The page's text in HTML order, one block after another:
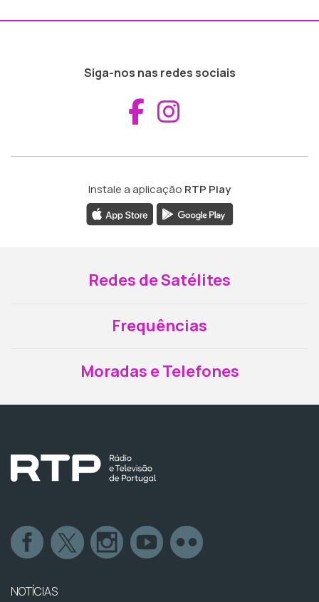
Siga-nos nas redes sociais
Aceder ao
Instale a aplicação RTP Play
Redes de Satélites
Frequências
Moradas e Telefones
NOTÍCIAS